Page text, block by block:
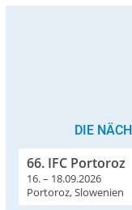
DIE
66. IFC Portoroz
16. – 18.09.2026
Portoroz, Slowenien